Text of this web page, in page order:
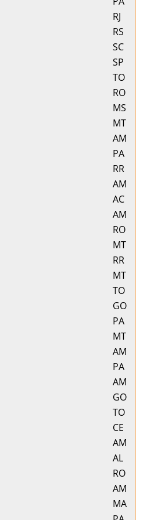
RJ
RS
SC
SP
TO
RO
MS
MT
AM
PA
RR
AM
AC
AM
RO
MT
RR
MT
TO
GO
PA
MT
AM
PA
AM
GO
TO
CE
AM
AL
RO
AM
MA